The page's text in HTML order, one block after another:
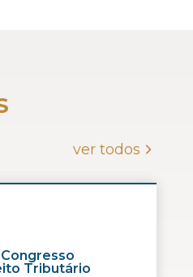
ver todos
Tributário